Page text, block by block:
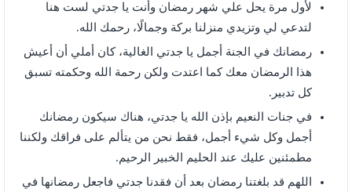
لأول مرة يحل علي شهر رمضان وأنت يا جدتي لست هنا
لتدعي لي وتزيدي منزلنا بركة وجمالًا، رحمك الله.
رمضانك في الجنة أجمل يا جدتي الغالية، كان أملي أن أعيش
هذا الرمضان معك كما اعتدت ولكن رحمة الله وحكمته تسبق
كل تدبير.
في جنات النعيم بإذن الله يا جدتي، هناك سيكون رمضانك
أجمل وكل شيء أجمل، فقط نحن من يتألم على فراقك ولكننا
مطمئنين عليك عند الحليم الخبير الرحيم.
اللهم قد بلغتنا رمضان بعد أن فقدنا جدتي فاجعل رمضانها في